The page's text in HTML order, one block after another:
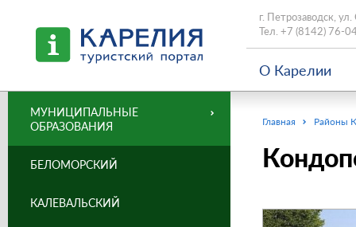
г. Петрозаводск,
Тел. +7 (8142) 76-
О Карелии
Главная Районы
МУНИЦИПАЛЬНЫЕ
ОБРАЗОВАНИЯ
БЕЛОМОРСКИЙ
КАЛЕВАЛЬСКИЙ